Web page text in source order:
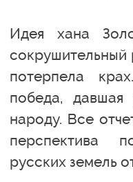
Идея хана
сокрушительный
потерпела
победа, давшая
народу. Все
перспектива
русских земель